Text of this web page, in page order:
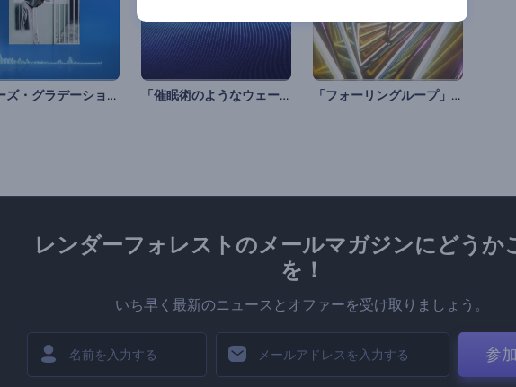
スムーズ・グラデーションのイコライザー 「催眠術のようなウェーブ」ビジュアライザー 「フォーリングループ」オーディオビジュアライザー
レンダーフォレストのメールマガジンにどうか
を！
いち早く最新のニュースとオファーを受け取りましょう。
参